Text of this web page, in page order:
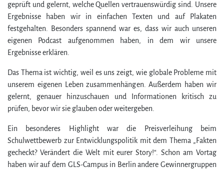
geprüft und gelernt, welche Quellen vertrauenswürdig sind. Unsere
Ergebnisse haben wir in einfachen Texten und auf Plakaten
festgehalten. Besonders spannend war es, dass wir auch unseren
eigenen Podcast aufgenommen haben, in dem wir unsere
Ergebnisse erklären.
Das Thema ist wichtig, weil es uns zeigt, wie globale Probleme mit
unserem eigenen Leben zusammenhängen. Außerdem haben wir
gelernt, genauer hinzuschauen und Informationen kritisch zu
prüfen, bevor wir sie glauben oder weitergeben.
Ein besonderes Highlight war die Preisverleihung beim
Schulwettbewerb zur Entwicklungspolitik mit dem Thema „Fakten
gecheckt? Verändert die Welt mit eurer Story!“. Schon am Vortag
haben wir auf dem GLS-Campus in Berlin andere Gewinnergruppen